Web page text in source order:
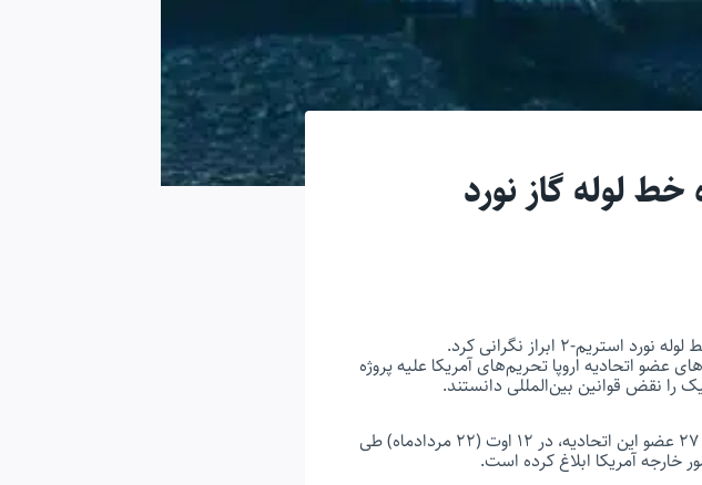
خط لوله گاز نورد
۲ ابراز نگرانی کرد.
عضو اتحادیه اروپا تحریم‌های آمریکا علیه پروژه
براساس این گزارش، هیئتی از اتحادیه اروپا به نمایندگی ۲۴ کشور از ۲۷ عضو این اتحادیه، در ۱۲ اوت (۲۲ مردادماه) طی
خارجه آمریکا ابلاغ کرده است.